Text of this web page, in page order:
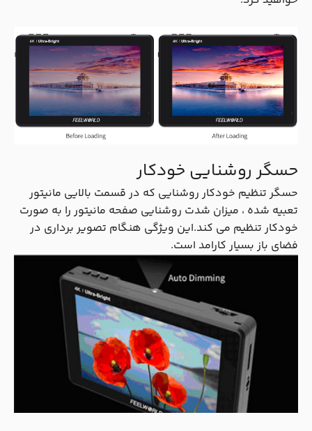
حسگر روشنایی خودکار
حسگر تنظیم خودکار روشنایی که در قسمت بالایی مانیتور
تعبیه شده ، میزان شدت روشنایی صفحه مانیتور را به صورت
خودکار تنظیم می کند.این ویژگی هنگام تصویر برداری در
فضای باز بسیار کارامد است.